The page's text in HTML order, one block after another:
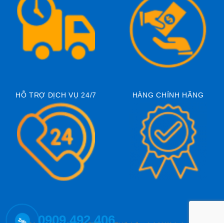
HỖ TRỢ DỊCH VỤ 24/7 HÀNG CHÍNH HÃNG
0909.492.406